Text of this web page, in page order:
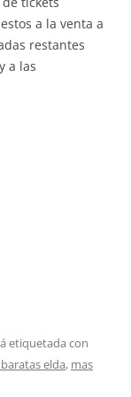
a la venta a
restantes
a las
etiquetada con
elda, mas